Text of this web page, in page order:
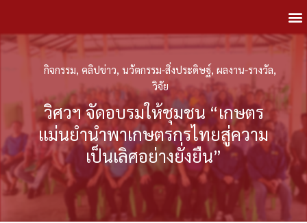
กิจกรรม, คลิปข่าว, นวัตกรรม-สิ่งประดิษฐ์, ผลงาน-รางวัล,
วิจัย
วิศวฯ จัดอบรมให้ชุมชน “เกษตร
แม่นยำนำพาเกษตรกรไทยสู่ความ
เป็นเลิศอย่างยั่งยืน”